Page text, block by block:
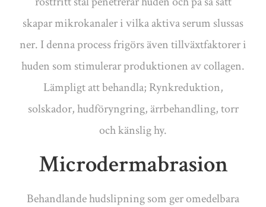
skapar mikrokanaler i vilka aktiva serum slussas
ner. I denna process frigörs även tillväxtfaktorer i
huden som stimulerar produktionen av collagen.
Lämpligt att behandla; Rynkreduktion,
solskador, hudföryngring, ärrbehandling, torr
och känslig hy.
Microdermabrasion
Behandlande hudslipning som ger omedelbara